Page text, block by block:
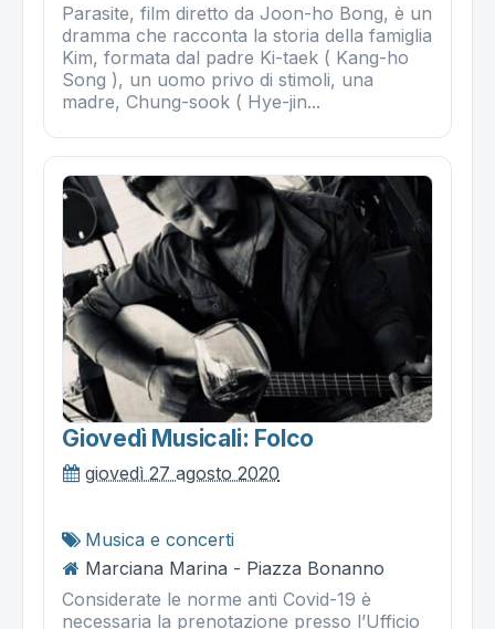
Parasite, film diretto da Joon-ho Bong, è un
dramma che racconta la storia della famiglia
Kim, formata dal padre Ki-taek ( Kang-ho
Song ), un uomo privo di stimoli, una
madre, Chung-sook ( Hye-jin...
Giovedì Musicali: Folco
giovedì 27 agosto 2020
Musica e concerti
Marciana Marina - Piazza Bonanno
Considerate le norme anti Covid-19 è
necessaria la prenotazione presso l’Ufficio